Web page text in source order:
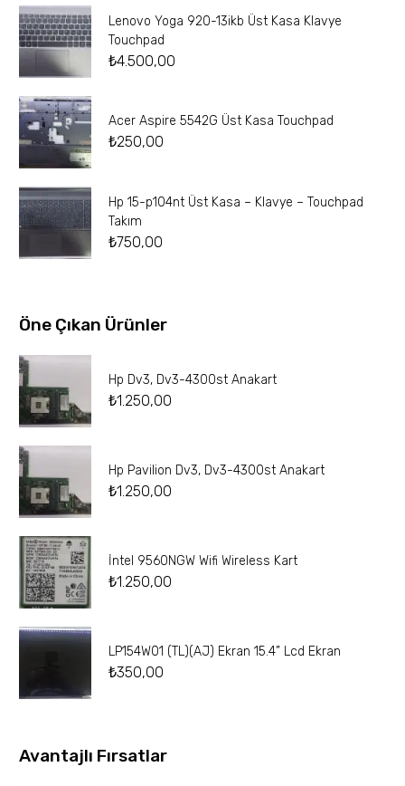
Lenovo Yoga 920-13ikb Üst Kasa Klavye
Touchpad
₺4.500,00
Acer Aspire 5542G Üst Kasa Touchpad
₺250,00
Hp 15-p104nt Üst Kasa – Klavye – Touchpad
Takım
₺750,00
Öne Çıkan Ürünler
Hp Dv3, Dv3-4300st Anakart
₺1.250,00
Hp Pavilion Dv3, Dv3-4300st Anakart
₺1.250,00
İntel 9560NGW Wifi Wireless Kart
₺1.250,00
LP154W01 (TL)(AJ) Ekran 15.4” Lcd Ekran
₺350,00
Avantajlı Fırsatlar